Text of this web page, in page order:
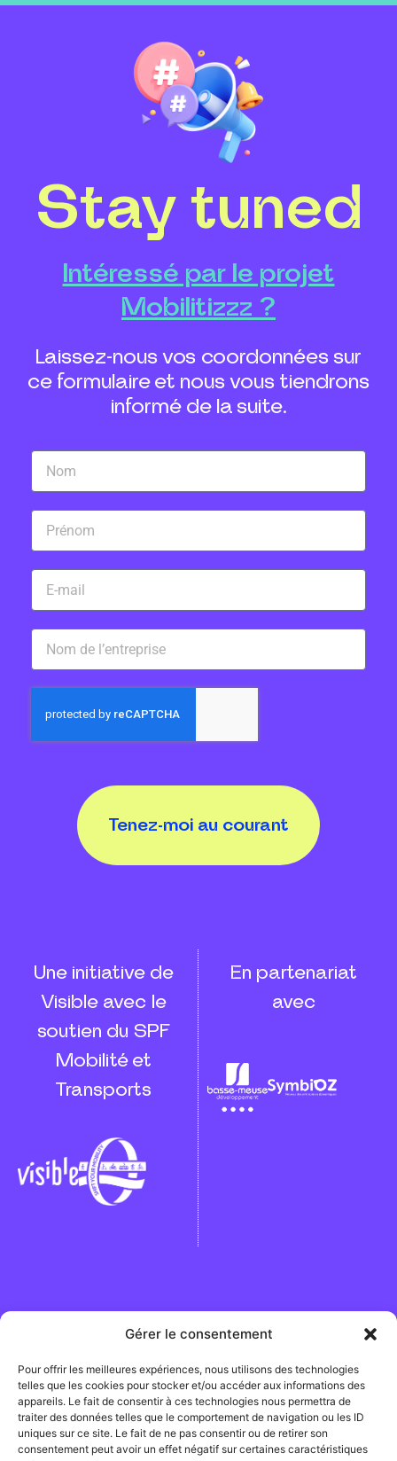
Gérer le consentement
Pour offrir les meilleures expériences, nous utilisons des technologies
telles que les cookies pour stocker et/ou accéder aux informations des
appareils. Le fait de consentir à ces technologies nous permettra de
traiter des données telles que le comportement de navigation ou les ID
uniques sur ce site. Le fait de ne pas consentir ou de retirer son
consentement peut avoir un effet négatif sur certaines caractéristiques
Stay tuned
Intéressé par le projet
Mobilitizzz ?
Laissez-nous vos coordonnées sur
ce formulaire et nous vous tiendrons
informé de la suite.
Tenez-moi au courant
Une initiative de
Visible avec le
soutien du SPF
Mobilité et
Transports
En partenariat
avec
Avec le soutien du SPF Mobilité et Transports dans le
cadre de l'appel à projet Shift your Mobility